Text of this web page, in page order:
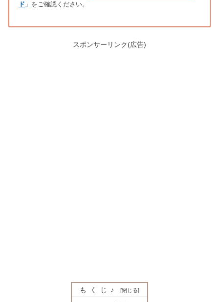
ド 」をご確認ください。
スポンサーリンク(広告)
もくじ♪